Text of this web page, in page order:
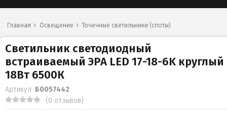
Главная Освещение Точечные светильники (споты)
Светильник светодиодный
встраиваемый ЭРА LED 17-18-6K круглый
18Вт 6500К
Артикул: Б0057442
(0 отзывов)